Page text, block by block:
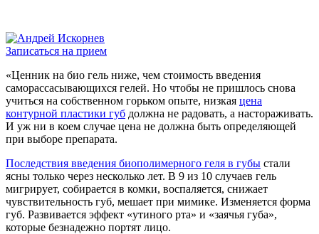
Записаться на прием
«Ценник на био гель ниже, чем стоимость введения
саморассасывающихся гелей. Но чтобы не пришлось снова
учиться на собственном горьком опыте, низкая цена
контурной пластики губ должна не радовать, а настораживать.
И уж ни в коем случае цена не должна быть определяющей
при выборе препарата.
Последствия введения биополимерного геля в губы стали
ясны только через несколько лет. В 9 из 10 случаев гель
мигрирует, собирается в комки, воспаляется, снижает
чувствительность губ, мешает при мимике. Изменяется форма
губ. Развивается эффект «утиного рта» и «заячья губа»,
которые безнадежно портят лицо.